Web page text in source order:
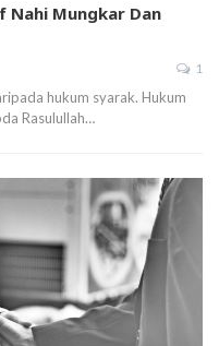
Nahi Mungkar Dan
1
hukum syarak. Hukum
Rasulullah…